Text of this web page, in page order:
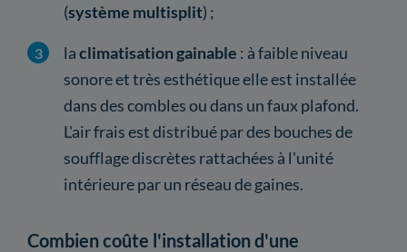
(système multisplit) ;
laclimatisation gainable : à faible niveau
sonore et très esthétique elle est installée
dans des combles ou dans un faux plafond.
L'air frais est distribué par des bouches de
soufflage discrètes rattachées à l'unité
intérieure par un réseau de gaines.
Combien coûte l'installation d'une